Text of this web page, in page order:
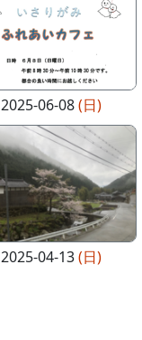
2025-06-08(日)
2025-04-13(日)